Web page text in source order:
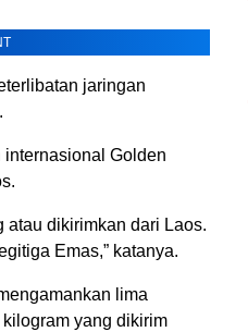
jaringan
internasional Golden
atau dikirimkan dari Laos.
Emas,” katanya.
lima
yang dikirim